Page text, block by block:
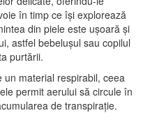
în timp ce își explorează
din piele este ușoară și
astfel bebelușul sau copilul
purtării.
un material respirabil, ceea
permit aerului să circule în
de transpirație.